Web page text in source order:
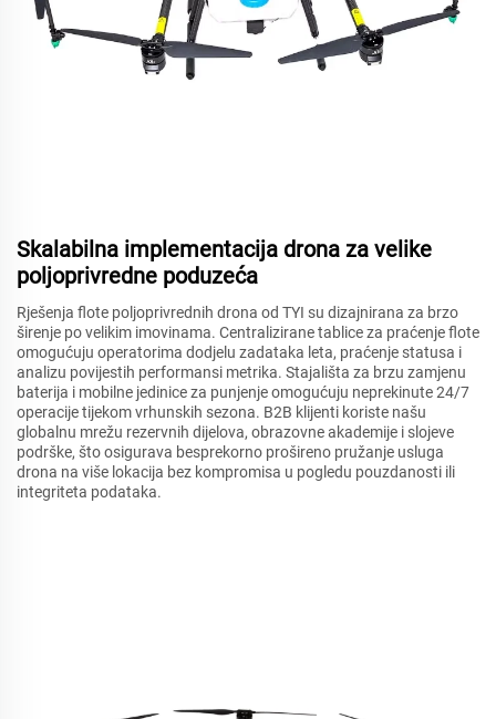
Skalabilna implementacija drona za velike
poljoprivredne poduzeća
Rješenja flote poljoprivrednih drona od TYI su dizajnirana za brzo
širenje po velikim imovinama. Centralizirane tablice za praćenje flote
omogućuju operatorima dodjelu zadataka leta, praćenje statusa i
analizu povijestih performansi metrika. Stajališta za brzu zamjenu
baterija i mobilne jedinice za punjenje omogućuju neprekinute 24/7
operacije tijekom vrhunskih sezona. B2B klijenti koriste našu
globalnu mrežu rezervnih dijelova, obrazovne akademije i slojeve
podrške, što osigurava besprekorno prošireno pružanje usluga
drona na više lokacija bez kompromisa u pogledu pouzdanosti ili
integriteta podataka.